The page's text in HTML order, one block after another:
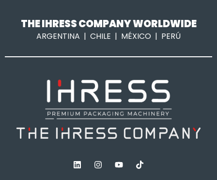
THE IHRESS COMPANY WORLDWIDE
ARGENTINA | CHILE | MÉXICO | PERÚ